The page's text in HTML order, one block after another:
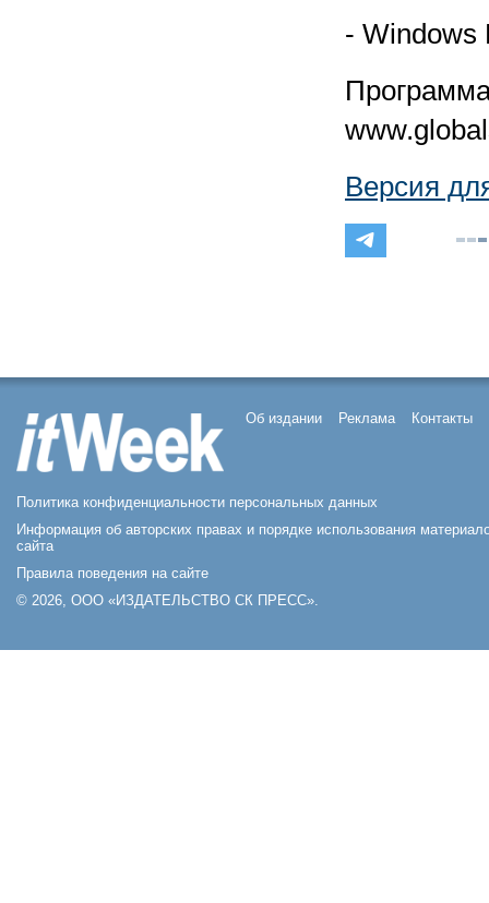
- Windows
Версия
Об издании Реклама Контакты
Политика конфиденциальности персональных данных
Информация об авторских правах и порядке использования
сайта
Правила поведения на сайте
© 2026, ООО «ИЗДАТЕЛЬСТВО СК ПРЕСС».